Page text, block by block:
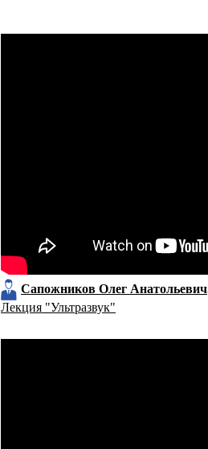
Сапожников Олег Анатольевич
Лекция "Ультразвук"